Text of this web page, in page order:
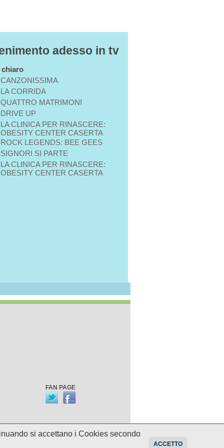
adesso in tv
CANZONISSIMA
LA CORRIDA
QUATTRO MATRIMONI
DRIVE UP
LA CLINICA PER RINASCERE:
OBESITY CENTER CASERTA
ROCK LEGENDS: BEE GEES
SIGNORI SI PARTE
LA CLINICA PER RINASCERE:
OBESITY CENTER CASERTA
FAN PAGE
programmi potrebbero essere
si accettano i Cookies secondo
ACCETTO